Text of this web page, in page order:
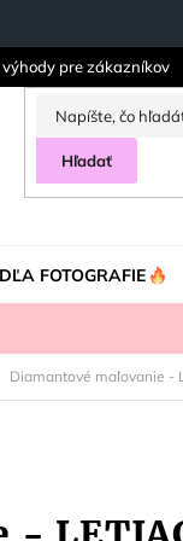
pre zákazníkov
Hľadať
FOTOGRAFIE
Diamantové maľovanie -